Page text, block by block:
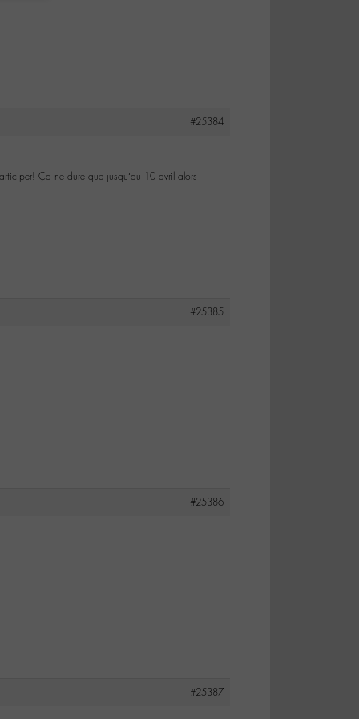
#25384
Ça ne dure que jusqu’au 10 avril alors
#25385
#25386
#25387